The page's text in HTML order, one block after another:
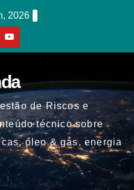
2026
de Riscos e
técnico sobre
óleo & gás, energia